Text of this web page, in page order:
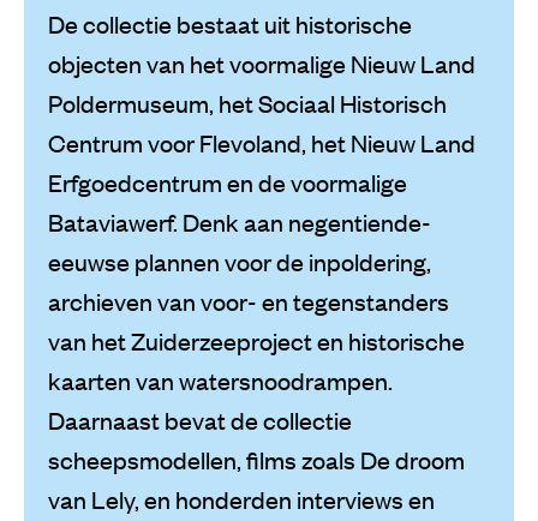
De collectie bestaat uit historische
objecten van het voormalige Nieuw Land
Poldermuseum, het Sociaal Historisch
Centrum voor Flevoland, het Nieuw Land
Erfgoedcentrum en de voormalige
Bataviawerf. Denk aan negentiende-
eeuwse plannen voor de inpoldering,
archieven van voor- en tegenstanders
van het Zuiderzeeproject en historische
kaarten van watersnoodrampen.
Daarnaast bevat de collectie
scheepsmodellen, films zoals De droom
van Lely, en honderden interviews en